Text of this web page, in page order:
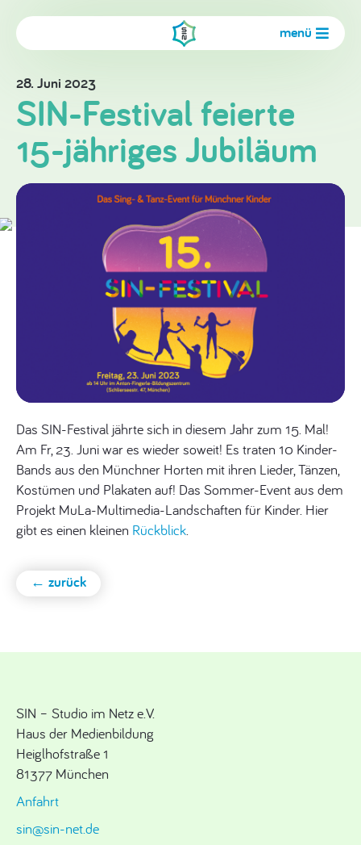
menü
28. Juni 2023
SIN-Festival feierte
15-jähriges Jubiläum
Das SIN-Festival jährte sich in diesem Jahr zum 15. Mal!
Am Fr, 23. Juni war es wieder soweit! Es traten 10 Kinder-
Bands aus den Münchner Horten mit ihren Lieder, Tänzen,
Kostümen und Plakaten auf! Das Sommer-Event aus dem
Projekt MuLa-Multimedia-Landschaften für Kinder. Hier
gibt es einen kleinen Rückblick.
← zurück
SIN – Studio im Netz e.V.
Haus der Medienbildung
Heiglhofstraße 1
81377 München
Anfahrt
sin@sin-net.de